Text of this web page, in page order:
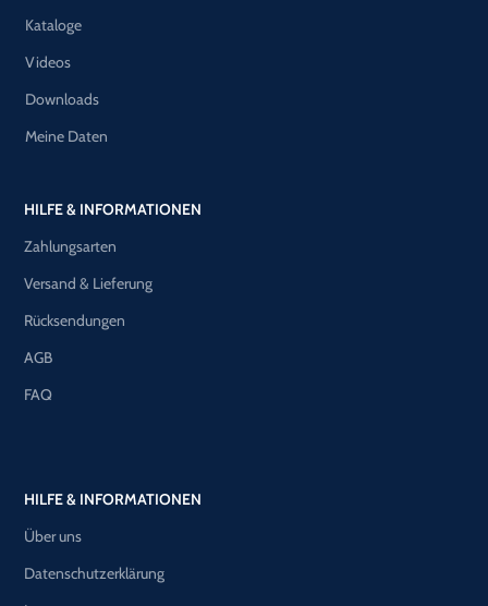
Kataloge
Videos
Downloads
Meine Daten
HILFE & INFORMATIONEN
Zahlungsarten
Versand & Lieferung
Rücksendungen
AGB
FAQ
HILFE & INFORMATIONEN
Über uns
Datenschutzerklärung